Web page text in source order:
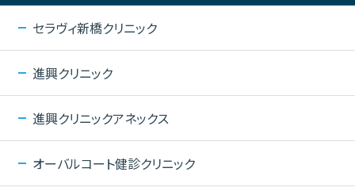
セラヴィ新橋クリニック
進興クリニック
進興クリニックアネックス
オーバルコート健診クリニック